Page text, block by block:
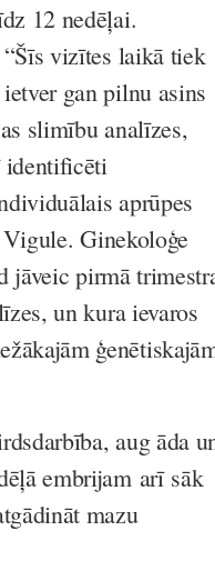
12 nedēļai.
vizītes laikā tiek
gan pilnu asins
slimību analīzes,
identificēti
aprūpes
Ginekoloģe
jāveic pirmā
un kura ievaros
aug āda
embrijam arī sāk
mazu